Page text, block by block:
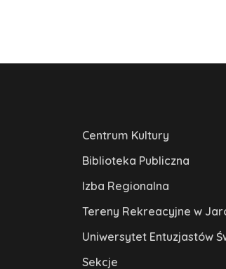
Centrum Kultury
Biblioteka Publiczna
Izba Regionalna
Tereny Rekreacyjne w
Uniwersytet Entuzjastów
Sekcje